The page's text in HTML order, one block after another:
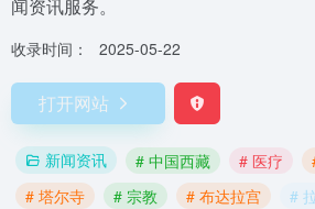
闻资讯服务。
收录时间： 2025-05-22
打开网站
新闻资讯 # 中国西藏 # 医疗
# 塔尔寺
# 宗教 # 布达拉宫 #